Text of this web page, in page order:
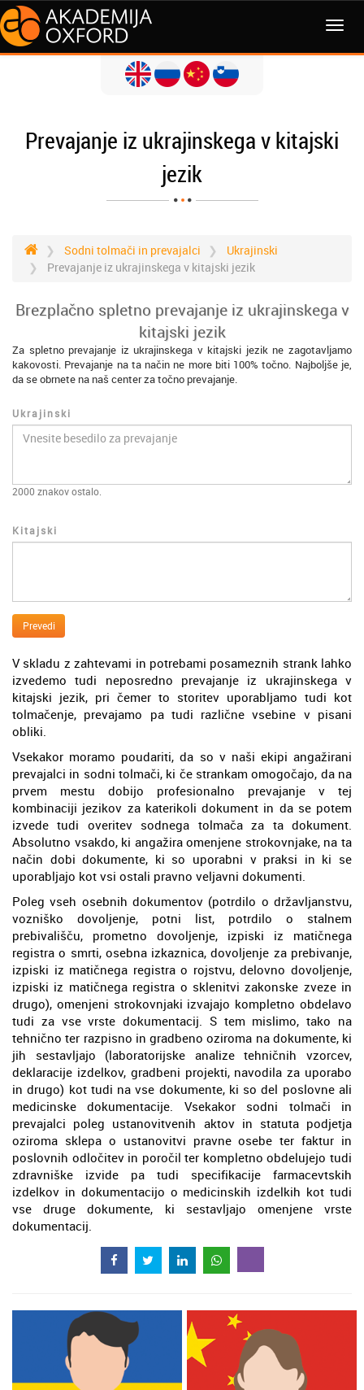
MENI
Prevajanje iz ukrajinskega v kitajski
jezik
Sodni tolmači in prevajalci
Ukrajinski
Prevajanje iz ukrajinskega v kitajski jezik
Brezplačno spletno prevajanje iz ukrajinskega v
kitajski jezik
Za spletno prevajanje iz ukrajinskega v kitajski jezik ne zagotavljamo
kakovosti. Prevajanje na ta način ne more biti 100% točno. Najboljše je,
da se obrnete na naš center za točno prevajanje.
Ukrajinski
2000 znakov ostalo.
Kitajski
Prevedi
V skladu z zahtevami in potrebami posameznih strank lahko
izvedemo tudi neposredno prevajanje iz ukrajinskega v
kitajski jezik, pri čemer to storitev uporabljamo tudi kot
tolmačenje, prevajamo pa tudi različne vsebine v pisani
obliki.
Vsekakor moramo poudariti, da so v naši ekipi angažirani
prevajalci in sodni tolmači, ki če strankam omogočajo, da na
prvem mestu dobijo profesionalno prevajanje v tej
kombinaciji jezikov za katerikoli dokument in da se potem
izvede tudi overitev sodnega tolmača za ta dokument.
Absolutno vsakdo, ki angažira omenjene strokovnjake, na ta
način dobi dokumente, ki so uporabni v praksi in ki se
uporabljajo kot vsi ostali pravno veljavni dokumenti.
Poleg vseh osebnih dokumentov (potrdilo o državljanstvu,
vozniško dovoljenje, potni list, potrdilo o stalnem
prebivališču, prometno dovoljenje, izpiski iz matičnega
registra o smrti, osebna izkaznica, dovoljenje za prebivanje,
izpiski iz matičnega registra o rojstvu, delovno dovoljenje,
izpiski iz matičnega registra o sklenitvi zakonske zveze in
drugo), omenjeni strokovnjaki izvajajo kompletno obdelavo
tudi za vse vrste dokumentacij. S tem mislimo, tako na
tehnično ter razpisno in gradbeno oziroma na dokumente, ki
jih sestavljajo (laboratorijske analize tehničnih vzorcev,
deklaracije izdelkov, gradbeni projekti, navodila za uporabo
in drugo) kot tudi na vse dokumente, ki so del poslovne ali
medicinske dokumentacije. Vsekakor sodni tolmači in
prevajalci poleg ustanovitvenih aktov in statuta podjetja
oziroma sklepa o ustanovitvi pravne osebe ter faktur in
poslovnih odločitev in poročil ter kompletno obdelujejo tudi
zdravniške izvide pa tudi specifikacije farmacevtskih
izdelkov in dokumentacijo o medicinskih izdelkih kot tudi
vse druge dokumente, ki sestavljajo omenjene vrste
dokumentacij.